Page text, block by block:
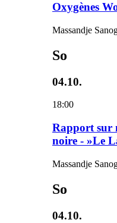
Oxygènes
Massandje
So
04.10.
18:00
Rapport sur
noire - »Le
Massandje
So
04.10.